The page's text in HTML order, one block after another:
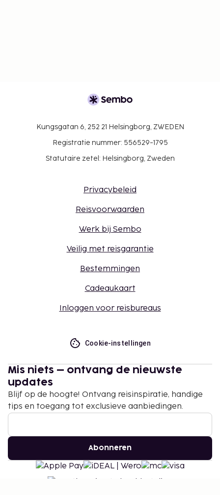
Kungsgatan 6, 252 21 Helsingborg, ZWEDEN
Registratie nummer: 556529-1795
Statutaire zetel: Helsingborg, Zweden
Privacybeleid
Reisvoorwaarden
Werk bij Sembo
Veilig met reisgarantie
Bestemmingen
Cadeaukaart
Inloggen voor reisbureaus
Cookie-instellingen
Mis niets – ontvang de nieuwste
updates
Blijf op de hoogte! Ontvang reisinspiratie, handige
tips en toegang tot exclusieve aanbiedingen.
Abonneren